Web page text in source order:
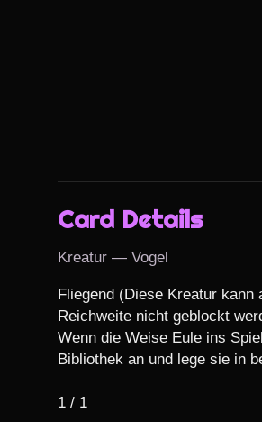
Card Details
Kreatur — Vogel
Fliegend (Diese Kreatur
Reichweite nicht geblockt
Wenn die Weise Eule ins
Bibliothek an und lege sie in
1 / 1